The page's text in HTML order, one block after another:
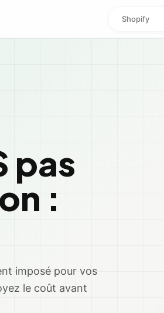
Shopify
pas
:
imposé pour vos
le coût avant